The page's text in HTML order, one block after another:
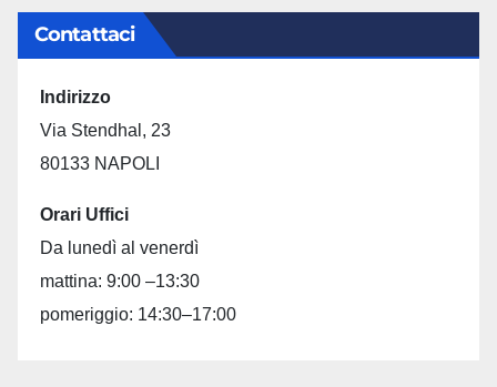
Contattaci
Indirizzo
Via Stendhal, 23
80133 NAPOLI
Orari Uffici
Da lunedì al venerdì
mattina: 9:00 –13:30
pomeriggio: 14:30–17:00